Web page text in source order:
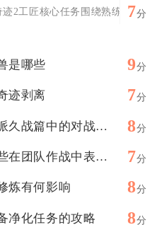
迹2工匠核心任务围绕熟练度提
7分
是哪些 9分
迹剥离 7分
少年三国志零兵典流派久战篇中的对战模式是否具备多样性 8分
大掌门的七星弟子哪些在团队作战中表现突出 7分
炼有何影响 8分
净化任务的攻略 8分